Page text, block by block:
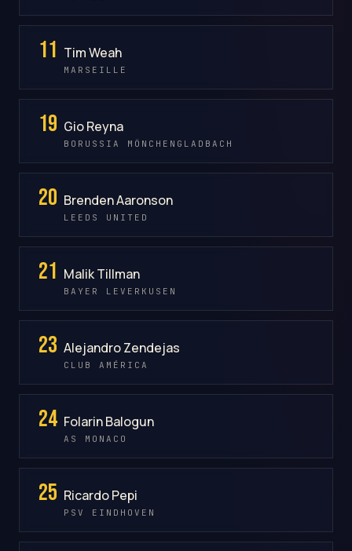
11 Tim Weah
MARSEILLE
19 Gio Reyna
BORUSSIA MÖNCHENGLADBACH
20 Brenden Aaronson
LEEDS UNITED
21 Malik Tillman
BAYER LEVERKUSEN
23 Alejandro Zendejas
CLUB AMÉRICA
24 Folarin Balogun
AS MONACO
25 Ricardo Pepi
PSV EINDHOVEN